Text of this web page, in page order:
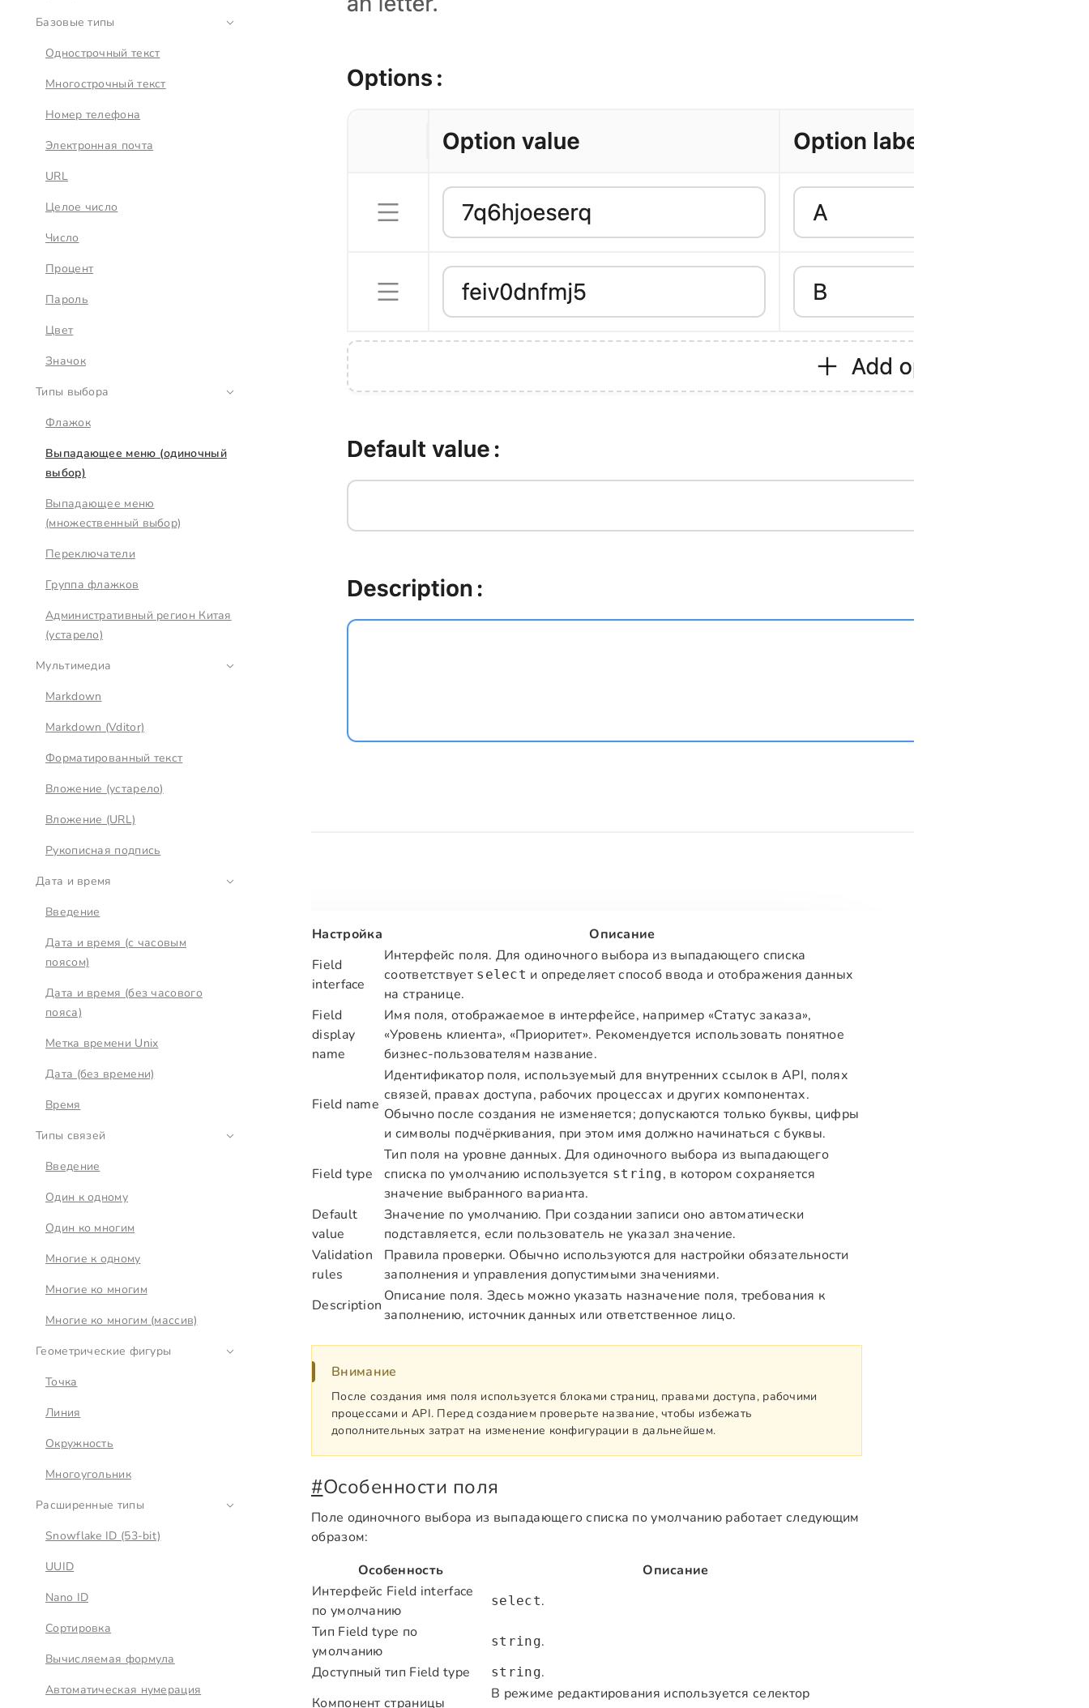
Базовые типы
Однострочный текст
Многострочный текст
Номер телефона
Электронная почта
URL
Целое число
Число
Процент
Пароль
Цвет
Значок
Типы выбора
Флажок
Выпадающее меню (одиночный
выбор)
Выпадающее меню
(множественный выбор)
Переключатели
Группа флажков
Административный регион Китая
(устарело)
Мультимедиа
Markdown
Markdown (Vditor)
Форматированный текст
Вложение (устарело)
Вложение (URL)
Рукописная подпись
Дата и время
Введение
Дата и время (с часовым
поясом)
Дата и время (без часового
пояса)
Метка времени Unix
Дата (без времени)
Время
Типы связей
Введение
Один к одному
Один ко многим
Многие к одному
Многие ко многим
Многие ко многим (массив)
Геометрические фигуры
Точка
Линия
Окружность
Многоугольник
Расширенные типы
Snowflake ID (53-bit)
UUID
Nano ID
Сортировка
Вычисляемая формула
Автоматическая нумерация
Настройка
Описание
Field
interface
Интерфейс поля. Для одиночного выбора из выпадающего списка
соответствует select и определяет способ ввода и отображения данных
на странице.
Field
display
name
Имя поля, отображаемое в интерфейсе, например «Статус заказа»,
«Уровень клиента», «Приоритет». Рекомендуется использовать понятное
бизнес-пользователям название.
Field name
Идентификатор поля, используемый для внутренних ссылок в API, полях
связей, правах доступа, рабочих процессах и других компонентах.
Обычно после создания не изменяется; допускаются только буквы, цифры
и символы подчёркивания, при этом имя должно начинаться с буквы.
Field type
Тип поля на уровне данных. Для одиночного выбора из выпадающего
списка по умолчанию используется string, в котором сохраняется
значение выбранного варианта.
Default
value
Значение по умолчанию. При создании записи оно автоматически
подставляется, если пользователь не указал значение.
Validation
rules
Правила проверки. Обычно используются для настройки обязательности
заполнения и управления допустимыми значениями.
Description
Описание поля. Здесь можно указать назначение поля, требования к
заполнению, источник данных или ответственное лицо.
Внимание
После создания имя поля используется блоками страниц, правами доступа, рабочими
процессами и API. Перед созданием проверьте название, чтобы избежать
дополнительных затрат на изменение конфигурации в дальнейшем.
#Особенности поля
Поле одиночного выбора из выпадающего списка по умолчанию работает следующим
образом:
Особенность
Описание
Интерфейс Field interface
по умолчанию
select.
Тип Field type по
умолчанию
string.
Доступный тип Field type
string.
Компонент страницы
В режиме редактирования используется селектор